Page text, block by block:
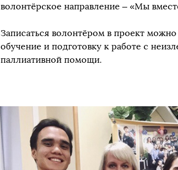
волонтёрское направление – «Мы
Записаться волонтёром в проект
обучение и подготовку к работе с
паллиативной помощи.